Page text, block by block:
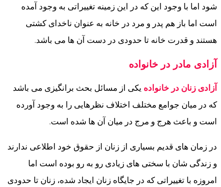
شود اما با وجود این که در این زمینه تغییراتی به وجود آمده
است اما باز هم پدر و مرد در خانه به عنوان ناخدای کشتی
هستند و قدرت خانه تا حدودی در دست آن ها می باشد.
آزادی مادر در خانواده
آزادی زنان در خانواده یکی از مسائل بحث برانگیزی می باشد
که در میان جوامع مختلف اختلاف نظرهایی را به وجود آورده
است و باعث هرج و مرج در میان آن ها شده است.
در زمان های قدیم بسیاری از زنان از حقوق خود اطلاعی ندارند
و زندگی شان با سختی های زیادی رو به رو بوده است اما
امروزه با تغییراتی که در جایگاه زنان ایجاد شده، زنان تا حدودی